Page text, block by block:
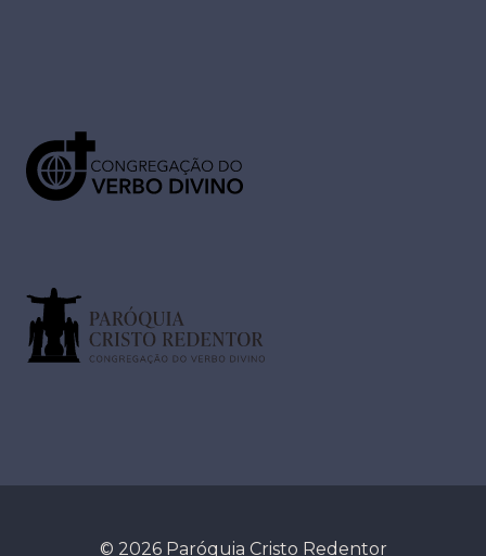
© 2026 Paróquia Cristo Redentor